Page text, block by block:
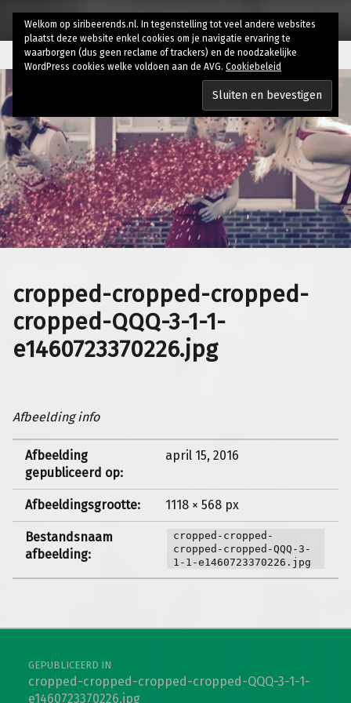
cropped-cropped-cropped-
cropped-QQQ-3-1-1-
e1460723370226.jpg
Afbeelding info
Afbeelding
gepubliceerd op:
april 15, 2016
Afbeeldingsgrootte: 1118 × 568 px
Bestandsnaam
afbeelding:
cropped-cropped-
cropped-cropped-QQQ-3-
1-1-e1460723370226.jpg
Berichtnavigatie
GEPUBLICEERD IN
cropped-cropped-cropped-cropped-QQQ-3-1-1-
e1460723370226.jpg
Welkom op siribeerends.nl. In tegenstelling tot veel andere websites
plaatst deze website enkel cookies om je navigatie ervaring te
waarborgen (dus geen reclame of trackers) en de noodzakelijke
WordPress cookies welke voldoen aan de AVG. Cookiebeleid